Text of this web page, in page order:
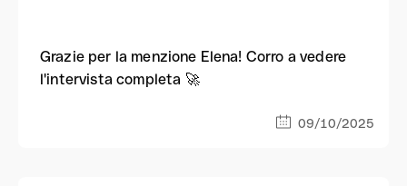
Grazie per la menzione Elena! Corro a vedere
l'intervista completa 🚀
09/10/2025